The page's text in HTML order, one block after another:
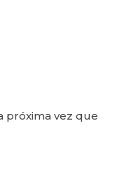
próxima vez que